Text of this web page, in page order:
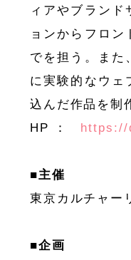
ィアやブランド
ョンからフロン
でを担う。また
に実験的なウェ
込んだ作品を制
HP ：
■主催
東京カルチャー
■企画